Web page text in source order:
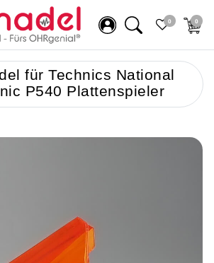
0 0
für Technics National
P540 Plattenspieler